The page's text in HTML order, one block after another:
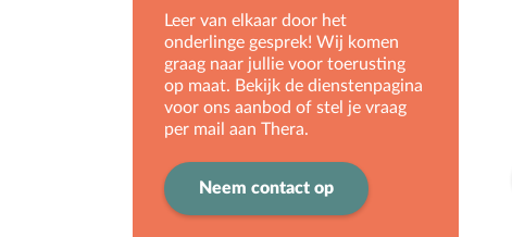
Leer van elkaar door het
onderlinge gesprek! Wij komen
graag naar jullie voor toerusting
op maat. Bekijk de dienstenpagina
voor ons aanbod of stel je vraag
per mail aan Thera.
Neem contact op